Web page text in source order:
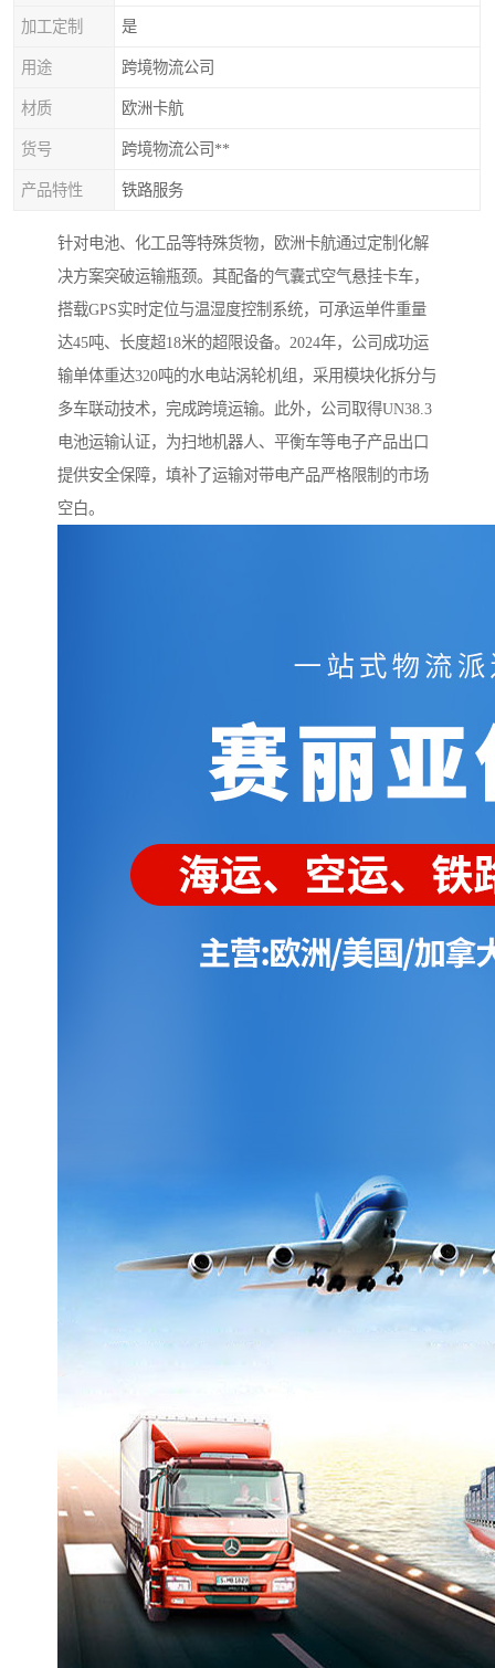
加工定制 是
用途 跨境物流公司
材质 欧洲卡航
货号 跨境物流公司**
产品特性 铁路服务
针对电池、化工品等特殊货物，欧洲卡航通过定制化解
决方案突破运输瓶颈。其配备的气囊式空气悬挂卡车，
搭载GPS实时定位与温湿度控制系统，可承运单件重量
达45吨、长度超18米的超限设备。2024年，公司成功运
输单体重达320吨的水电站涡轮机组，采用模块化拆分与
多车联动技术，完成跨境运输。此外，公司取得UN38.3
电池运输认证，为扫地机器人、平衡车等电子产品出口
提供安全保障，填补了运输对带电产品严格限制的市场
空白。